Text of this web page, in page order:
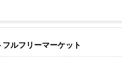
ルフリーマーケット